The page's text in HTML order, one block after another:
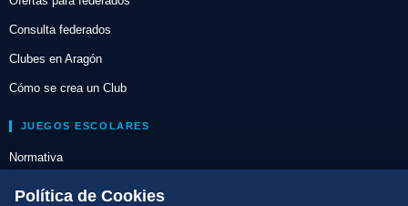
Consulta federados
Clubes en Aragón
Cómo se crea un Club
JUEGOS ESCOLARES
Normativa
Escuelas de Triatlón
Política de Cookies